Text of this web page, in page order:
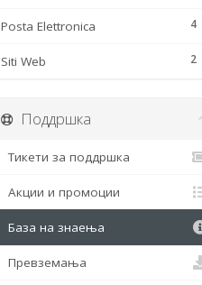
4
Posta Elettronica
2
Siti Web
Поддршка
Тикети за поддршка
Акции и промоции
База на знаења
Превземања